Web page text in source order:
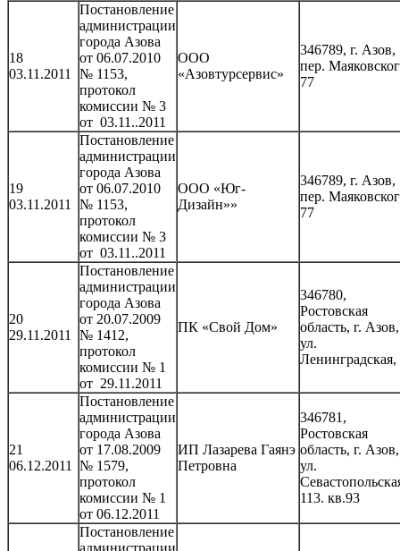
18
03.11.2011
Постановление
администрации
города Азова
от 06.07.2010
№ 1153,
протокол
комиссии № 3
от 03.11..2011
ООО
«Азовтурсервис»
346789, г. Азов,
пер.
77
19
03.11.2011
Постановление
администрации
города Азова
от 06.07.2010
№ 1153,
протокол
комиссии № 3
от 03.11..2011
ООО «Юг-
Дизайн»»
346789, г. Азов,
пер.
77
20
29.11.2011
Постановление
администрации
города Азова
от 20.07.2009
№ 1412,
протокол
комиссии № 1
от 29.11.2011
ПК «Свой Дом»
346780,
Ростовская
область, г. Азов,
ул.
Ленинградская,
21
06.12.2011
Постановление
администрации
города Азова
от 17.08.2009
№ 1579,
протокол
комиссии № 1
от 06.12.2011
ИП Лазарева Гаянэ
Петровна
346781,
Ростовская
область, г. Азов,
ул.
113. кв.93
Постановление
администрации